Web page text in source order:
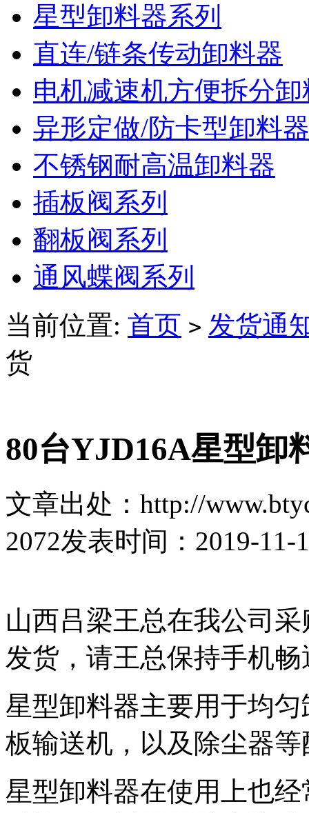
星型卸料器系列
直连/链条传动卸料器
电机减速机方便拆分卸
异形定做/防卡型卸料器
不锈钢耐高温卸料器
插板阀系列
翻板阀系列
通风蝶阀系列
当前位置: 首页 > 发货通
货
80台YJD16A星型卸
文章出处：http://
2072发表时间：2019-11-
山西吕梁王总在我公司
发货，请王总保持手机畅
星型卸料器主要用于均
板输送机，以及除尘器
星型卸料器在使用上也